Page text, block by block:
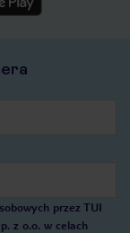
przez TUI
z o.o. w celach